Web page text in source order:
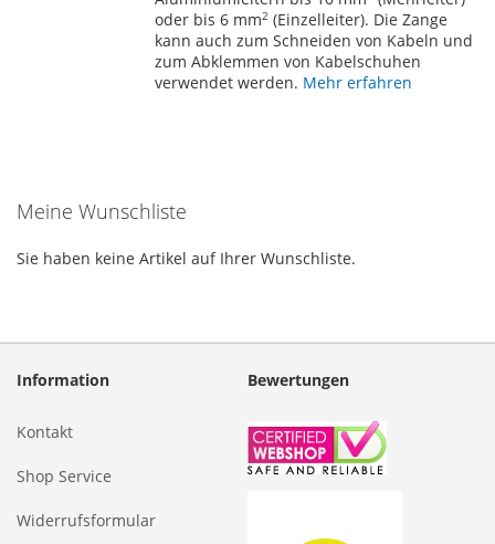
oder bis 6 mm2 (Einzelleiter). Die Zange
kann auch zum Schneiden von Kabeln und
zum Abklemmen von Kabelschuhen
verwendet werden. Mehr erfahren
Meine Wunschliste
Sie haben keine Artikel auf Ihrer Wunschliste.
Information
Kontakt
Shop Service
Widerrufsformular
Bewertungen